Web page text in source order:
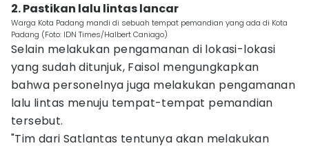
2. Pastikan lalu lintas lancar
Warga Kota Padang mandi di sebuah tempat pemandian yang ada di Kota
Padang (Foto: IDN Times/Halbert Caniago)
Selain melakukan pengamanan di lokasi-lokasi
yang sudah ditunjuk, Faisol mengungkapkan
bahwa personelnya juga melakukan pengamanan
lalu lintas menuju tempat-tempat pemandian
tersebut.
"Tim dari Satlantas tentunya akan melakukan